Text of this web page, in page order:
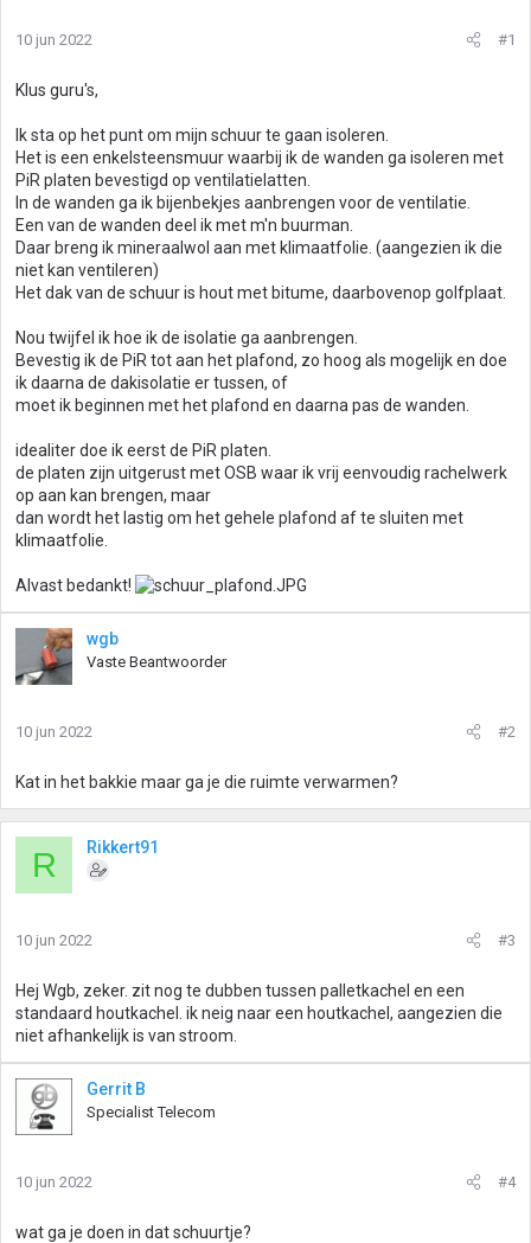
10 jun 2022 #1
Klus guru's,
Ik sta op het punt om mijn schuur te gaan isoleren.
Het is een enkelsteensmuur waarbij ik de wanden ga isoleren met
PiR platen bevestigd op ventilatielatten.
In de wanden ga ik bijenbekjes aanbrengen voor de ventilatie.
Een van de wanden deel ik met m'n buurman.
Daar breng ik mineraalwol aan met klimaatfolie. (aangezien ik die
niet kan ventileren)
Het dak van de schuur is hout met bitume, daarbovenop golfplaat.
Nou twijfel ik hoe ik de isolatie ga aanbrengen.
Bevestig ik de PiR tot aan het plafond, zo hoog als mogelijk en doe
ik daarna de dakisolatie er tussen, of
moet ik beginnen met het plafond en daarna pas de wanden.
idealiter doe ik eerst de PiR platen.
de platen zijn uitgerust met OSB waar ik vrij eenvoudig rachelwerk
op aan kan brengen, maar
dan wordt het lastig om het gehele plafond af te sluiten met
klimaatfolie.
Alvast bedankt!
wgb
Vaste Beantwoorder
10 jun 2022 #2
Kat in het bakkie maar ga je die ruimte verwarmen?
R Rikkert91
10 jun 2022 #3
Hej Wgb, zeker. zit nog te dubben tussen palletkachel en een
standaard houtkachel. ik neig naar een houtkachel, aangezien die
niet afhankelijk is van stroom.
Gerrit B
Specialist Telecom
10 jun 2022 #4
wat ga je doen in dat schuurtje?